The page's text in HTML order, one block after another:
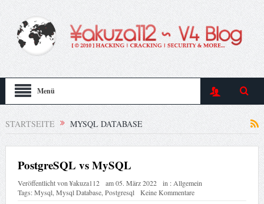
Menü
STARTSEITE MYSQL DATABASE
PostgreSQL vs MySQL
Veröffentlicht von¥akuza112 am05. März 2022 in : Allgemein
Tags:Mysql, Mysql Database, Postgresql Keine Kommentare